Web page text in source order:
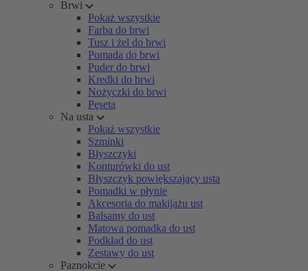
Brwi
Pokaż wszystkie
Farba do brwi
Tusz i żel do brwi
Pomada do brwi
Puder do brwi
Kredki do brwi
Nożyczki do brwi
Pęseta
Na usta
Pokaż wszystkie
Szminki
Błyszczyki
Konturówki do ust
Błyszczyk powiększający usta
Pomadki w płynie
Akcesoria do makijażu ust
Balsamy do ust
Matowa pomadka do ust
Podkład do ust
Zestawy do ust
Paznokcie